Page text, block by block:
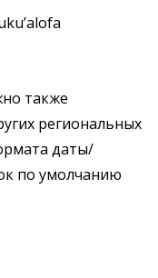
также
региональных
даты/
по умолчанию